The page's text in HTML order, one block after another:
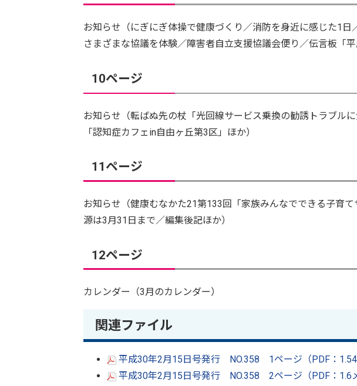
お知らせ（にぎにぎ体操で健康づくり／消防を身近に感じた1
さまざまな協議を体験／障害者自立支援協議会便り／伝言板「
10ページ
お知らせ（転ばぬ先の杖「光回線サービス乗換の勧誘トラブル
「認知症カフェin自由ヶ丘第3区」ほか）
11ページ
お知らせ（健康むなかた21第133回「家族みんなでできる子育
源は3月31日まで／編集後記ほか）
12ページ
カレンダー（3月のカレンダー）
関連ファイル
平成30年2月15日号発行 NO.358 1ページ（PDF：1.54
平成30年2月15日号発行 NO.358 2ページ（PDF：1.6